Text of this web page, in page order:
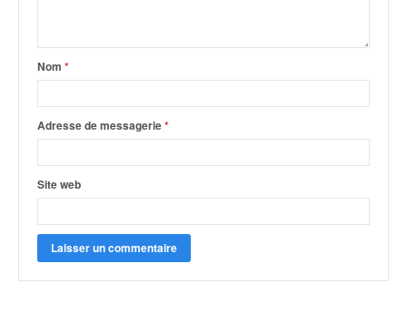
Nom *
Adresse de messagerie*
Site web